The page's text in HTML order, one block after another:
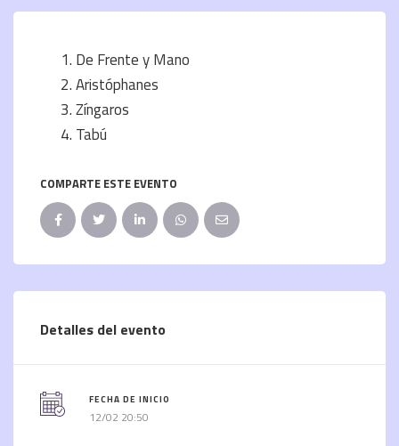
De Frente y Mano
Aristóphanes
Zíngaros
Tabú
COMPARTE ESTE EVENTO
Detalles del evento
FECHA DE INICIO
12/02 20:50